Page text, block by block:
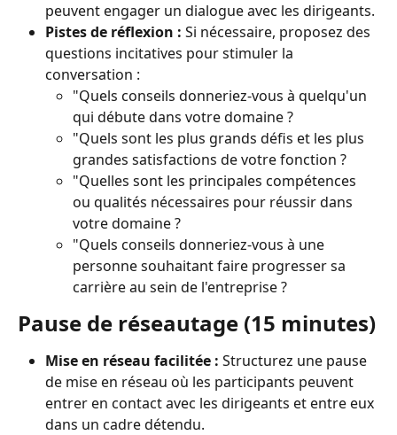
peuvent engager un dialogue avec les dirigeants.
Pistes de réflexion : Si nécessaire, proposez des
questions incitatives pour stimuler la
conversation :
"Quels conseils donneriez-vous à quelqu'un
qui débute dans votre domaine ?
"Quels sont les plus grands défis et les plus
grandes satisfactions de votre fonction ?
"Quelles sont les principales compétences
ou qualités nécessaires pour réussir dans
votre domaine ?
"Quels conseils donneriez-vous à une
personne souhaitant faire progresser sa
carrière au sein de l'entreprise ?
Pause de réseautage (15 minutes)
Mise en réseau facilitée : Structurez une pause
de mise en réseau où les participants peuvent
entrer en contact avec les dirigeants et entre eux
dans un cadre détendu.